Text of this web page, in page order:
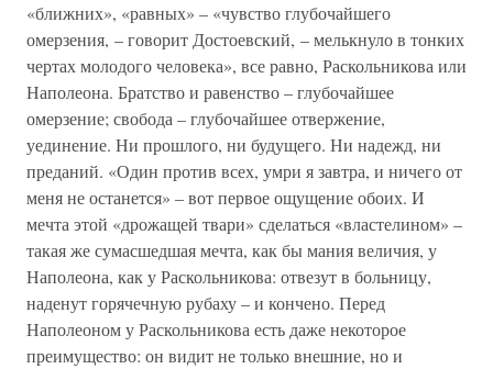
«ближних», «равных» – «чувство глубочайшего
омерзения, – говорит Достоевский, – мелькнуло в тонких
чертах молодого человека», все равно, Раскольникова или
Наполеона. Братство и равенство – глубочайшее
омерзение; свобода – глубочайшее отвержение,
уединение. Ни прошлого, ни будущего. Ни надежд, ни
преданий. «Один против всех, умри я завтра, и ничего от
меня не останется» – вот первое ощущение обоих. И
мечта этой «дрожащей твари» сделаться «властелином» –
такая же сумасшедшая мечта, как бы мания величия, у
Наполеона, как у Раскольникова: отвезут в больницу,
наденут горячечную рубаху – и кончено. Перед
Наполеоном у Раскольникова есть даже некоторое
преимущество: он видит не только внешние, но и